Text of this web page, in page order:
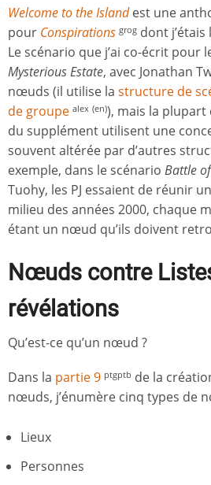
Welcome to the Islandest une
pour Conspirations grog dont
Le scénario que j’ai co-écrit pour
Mysterious Estate, avec Jonathan
nœuds (il utilise la structure de
de groupe alex (en)), mais la plupart
du supplément utilisent une
souvent altérée par d’autres
exemple, dans le scénario Battle
Tuohy, les PJ essaient de réunir
milieu des années 2000, chaque
étant un nœud qu’ils doivent
Nœuds contre
révélations
Qu’est-ce qu’un nœud ?
Dans la partie 9 ptgptb de la
nœuds, j’énumère cinq types de
Lieux
Personnes